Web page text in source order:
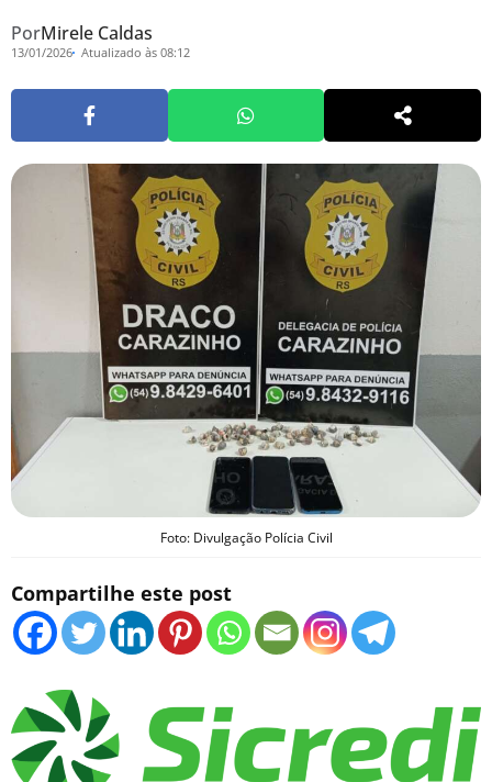
PorMirele Caldas
13/01/2026 Atualizado às 08:12
Foto: Divulgação Polícia Civil
Compartilhe este post